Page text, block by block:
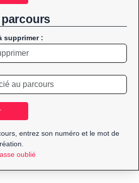
supprimer :
entrez son numéro et le mot de
oublié